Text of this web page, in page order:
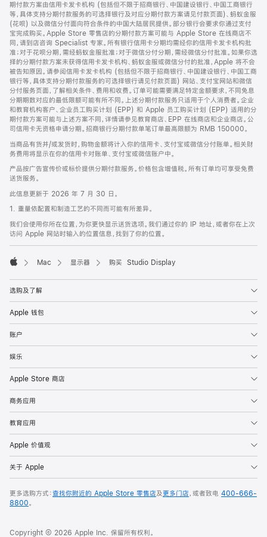
期付款方案由信用卡发卡机构 (包括但不限于招商银行、中国建设银行、中国工商银行
等，具体支持分期付款服务的可选择银行及对应分期付款方案请见付款页面)、蚂蚁金服
(花呗) 以及微信分付面向符合条件的中国大陆居民提供。部分银行会要求你通过支付
宝完成购买。Apple Store 零售店的分期付款方案可能与 Apple Store 在线商店不
同，请到店咨询 Specialist 专家。所有银行信用卡分期均需经你的信用卡发卡机构批
准；对于花呗分期，需经蚂蚁金服批准；对于微信分付分期，需经微信分付批准。如果你选
择的分期付款方案未获得信用卡发卡机构、蚂蚁金服或微信分付的批准，Apple 将不会
被告知原因。请参阅信用卡发卡机构 (包括但不限于招商银行、中国建设银行、中国工商
银行等，具体支持分期付款服务的可选择银行请见付款页面) 网站、支付宝网站和微信
分付服务页面，了解相关条件、费用和收费。订单可能需要满足特定金额要求，不同免息
分期期数对应的最低限额可能有所不同。上述分期付款服务只适用于个人消费者。企业
和教育机构客户、企业员工购买计划 (EPP) 和 Apple 员工购买计划 (EPP) 适用的分
期付款方案可能与上述方案不同，详情请参见教育商店、EPP 在线商店和企业商店。公
司信用卡无资格申请分期。招商银行分期付款单笔订单最高限额为 RMB 150000。
当商品有货并/或发货时，购物金额将计入你的信用卡、支付宝或微信分付账单。相关财
务费用将显示在你的信用卡对账单、支付宝或微信账户中。
产品按广告宣传价或标价提供分期付款服务。价格包含增值税。所有订单均可享受免费
送货服务。
此信息更新于 2026 年 7 月 30 日。
1. 重量依配置和制造工艺的不同而可能有所差异。
我们会使用你所在位置，为你更快显示送货选项。我们通过你的 IP 地址，或者你在上次
访问 Apple 网站时输入的位置信息，找到了你的位置。
Mac 显示器 购买 Studio Display
选购及了解
Apple 钱包
账户
娱乐
Apple Store 商店
商务应用
教育应用
Apple 价值观
关于 Apple
更多选购方式：查找你附近的 Apple Store 零售店及更多门店，或者致电 400-666-
8800。
Copyright © 2026 Apple Inc. 保留所有权利。